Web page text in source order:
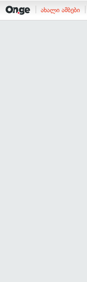
ახალი ამბები